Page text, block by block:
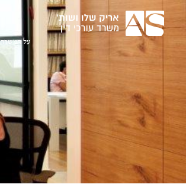
על המשרד